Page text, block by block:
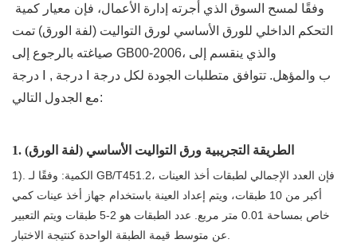
التحكم الداخلي للورق الأساسي لورق التواليت (لفة الورق) تمت
صياغته بالرجوع إلى GB00-2006، والذي ينقسم إلى
درجة Ⅰ , درجة Ⅰ ب والمؤهل. تتوافق متطلبات الجودة لكل درجة
مع الجدول التالي:
1. الطريقة التجريبية ورق التواليت الأساسي (لفة الورق)
1). الكمية: وفقًا لـ GB/T451.2، فإن العدد الإجمالي لطبقات أخذ العينات
أكبر من 10 طبقات، ويتم إعداد العينة باستخدام جهاز أخذ عينات كمي
خاص بمساحة 0.01 متر مربع. عدد الطبقات هو 2-5 طبقات ويتم التعبير